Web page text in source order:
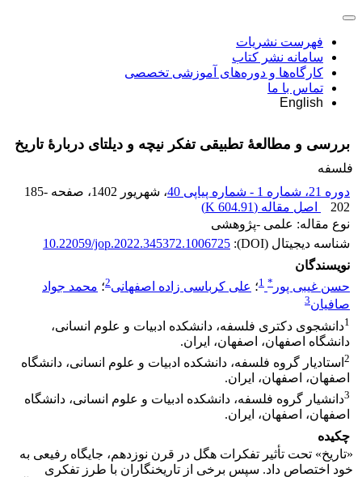
فهرست نشریات
سامانه نشر کتاب
کارگاه‌ها و دوره‌های آموزشی تخصصی
تماس با ما
English
بررسی و مطالعۀ تطبیقی تفکر نیچه و دیلتای دربارۀ تاریخ
فلسفه
دوره 21، شماره 1 - شماره پیاپی 40
، شهریور 1402 ، صفحه 185-
202
اصل مقاله (604.91 K
)
نوع مقاله: علمی -پژوهشی
شناسه دیجیتال (DOI):
10.22059/jop.2022.345372.1006725
نویسندگان
حسن غیبی پور *
1؛ علی کرباسی زاده اصفهانی2؛ محمد جواد
صافیان3
1دانشجوی دکتری فلسفه، دانشکده ادبیات و علوم انسانی،
دانشگاه اصفهان، اصفهان، ایران.
2 استادیار گروه فلسفه، دانشکده ادبیات و علوم انسانی، دانشگاه
اصفهان، اصفهان، ایران.
3دانشیار گروه فلسفه، دانشکده ادبیات و علوم انسانی، دانشگاه
اصفهان، اصفهان، ایران.
چکیده
«تاریخ» تحت تأثیر تفکرات هگل در قرن نوزدهم، جایگاه رفیعی به
خود اختصاص داد. سپس برخی از تاریخ­نگاران با طرز تفکری